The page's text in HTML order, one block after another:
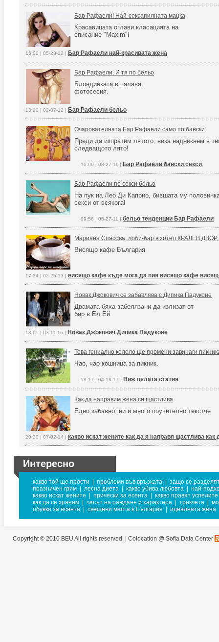
Бар Рафаели! Най-сексапилната мацка
Красавицата оглави класацията на
списание "Maxim"!
15:00 | 05-23-12 | Бар Рафаели най-красивата жена
Бар Рафаели. И тя по бельо
Блондинката в палава
фотосесия.
13:10 | 02-07-12 | Бар Рафаели бельо
Очарователната Бар Рафаели само по бански
Преди да изпратим лятото, нека надникнем в
следващото лято!
16:00 | 08-27-11 | Бар Рафаели бански секси
Бар Рафаели по секси бельо
На пук на Лео Ди Каприо, бившата му
секси от всякога!
09:56 | 05-27-11 | бельо тенденции Бар Рафаели
Мариана Спасова, лоби-бар в хотел КРАЛЕВ ДВОР,
Висящо кафе България
17:34 | 03-25-13 | висящо кафе къде мога да пия висящо кафе
Новак Джокович се забавлява с Дипика Падуконе
Двамата бяха забелязани да излизат от
бар в Ел Ей
13:05 | 03-11-16 | Новак Джокович Дипика Падуконе
Това гениално колело ще промени завинаги
Чао, чао кошница за пикник.
18:17 | 04-18-17 | Виж цялата статия
Как да направим жена си щастлива
Едно забавно, ни и много поучително текстче
20:30 | 07-02-14 | какво искат жените как да я направя щастлива как
Интересно
какво той ще прости проблеми във връзката
защо се
празничен грим
лесна диета какво убива любовта
най-
какво искат жените
прически за есента
какво правят
как да се храним
часът на раждане и характера трикчета
обувки за есента
свещени места в България идеалната жена
Copyright © 2010 BEU All rights reserved. | Colocation @ Sofia Data Center